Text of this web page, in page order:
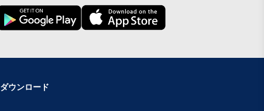
ダウンロード